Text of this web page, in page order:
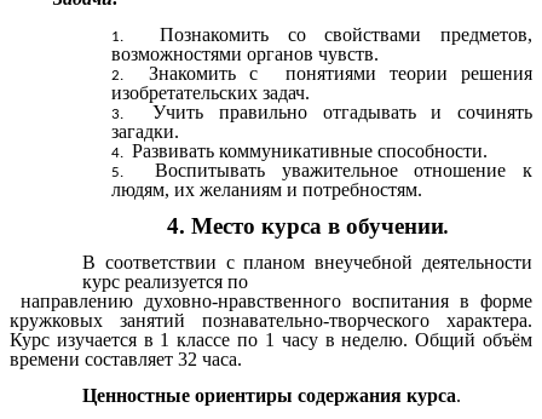
Познакомить со свойствами предметов,
возможностями органов чувств.
Знакомить с понятиями теории решения
изобретательских задач.
Учить правильно отгадывать и сочинять
загадки.
Развивать коммуникативные способности.
Воспитывать уважительное отношение к
людям, их желаниям и потребностям.
4. Место курса в обучении.
В соответствии с планом внеучебной деятельности
курс реализуется по
направлению духовно-нравственного воспитания в форме
кружковых занятий познавательно-творческого характера.
Курс изучается в 1 классе по 1 часу в неделю. Общий объём
времени составляет 32 часа.
Ценностные ориентиры содержания курса.